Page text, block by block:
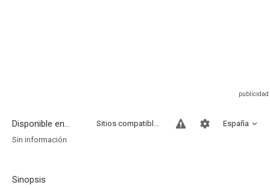
Disponible en... España
Sitios compatibles
Sin información
Sinopsis